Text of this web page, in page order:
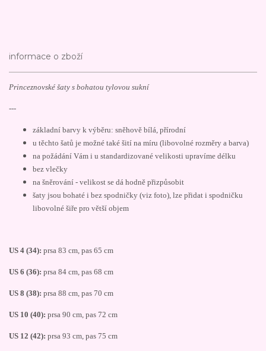
informace o zboží
Princeznovské šaty s bohatou tylovou sukní
---
základní barvy k výběru: sněhově bílá, přírodní
u těchto šatů je možné také šití na míru (libovolné rozměry a barva)
na požádání Vám i u standardizované velikosti upravíme délku
bez vlečky
na šněrování - velikost se dá hodně přizpůsobit
šaty jsou bohaté i bez spodničky (viz foto), lze přidat i spodničku
libovolné šiře pro větší objem
US 4 (34): prsa 83 cm, pas 65 cm
US 6 (36): prsa 84 cm, pas 68 cm
US 8 (38): prsa 88 cm, pas 70 cm
US 10 (40): prsa 90 cm, pas 72 cm
US 12 (42): prsa 93 cm, pas 75 cm